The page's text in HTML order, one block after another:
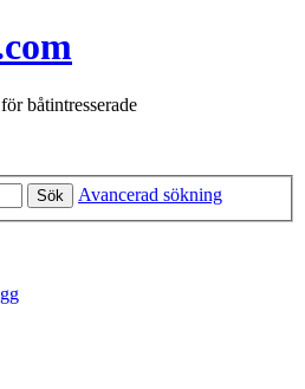
båtintresserade
Sök Avancerad sökning